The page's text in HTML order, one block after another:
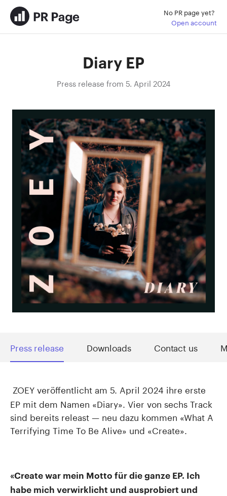
No PR page yet?
Open account
Diary EP
Press release from 5. April 2024
Press release Downloads Contact us
ZOEY veröffentlicht am 5. April 2024 ihre erste
EP mit dem Namen «Diary». Vier von sechs Track
sind bereits releast — neu dazu kommen «What A
Terrifying Time To Be Alive» und «Create».
«Create war mein Motto für die ganze EP. Ich
habe mich verwirklicht und ausprobiert und